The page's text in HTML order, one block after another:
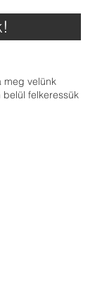
meg velünk
felkeressük